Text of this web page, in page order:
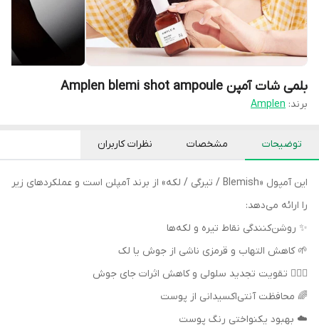
بلمی شات آمپن Amplen blemi shot ampoule
برند: Amplen
توضیحات مشخصات نظرات کاربران
این آمپول «Blemish / تیرگی / لکه» از برند آمپلن است و عملکردهای زیر
را ارائه می‌دهد:
✨ روشن‌کنندگی نقاط تیره و لکه‌ها
🌱 کاهش التهاب و قرمزی ناشی از جوش یا لک
💆🏻‍♀ تقویت تجدید سلولی و کاهش اثرات جای جوش
🌈 محافظت آنتی‌اکسیدانی از پوست
☁️ بهبود یکنواختی رنگ پوست